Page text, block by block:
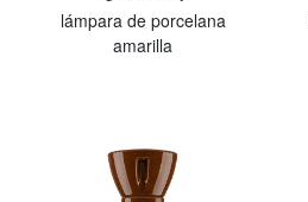
lámpara de porcelana
amarilla